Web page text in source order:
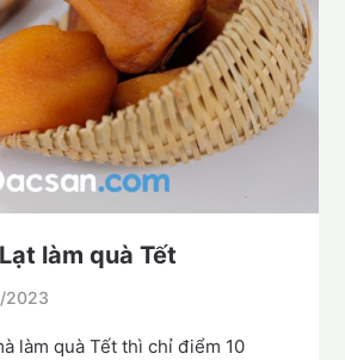
làm quà Tết
2023
làm quà Tết thì chỉ điểm 10